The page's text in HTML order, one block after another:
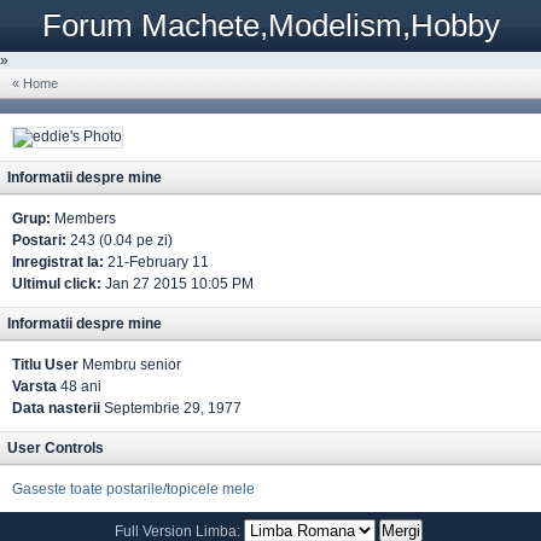
Forum Machete,Modelism,Hobby
»
« Home
Informatii despre mine
Grup: Members
Postari: 243 (0.04 pe zi)
Inregistrat la: 21-February 11
Ultimul click: Jan 27 2015 10:05 PM
Informatii despre mine
Titlu User Membru senior
Varsta 48 ani
Data nasterii Septembrie 29, 1977
User Controls
Gaseste toate postarile/topicele mele
Full Version Limba: